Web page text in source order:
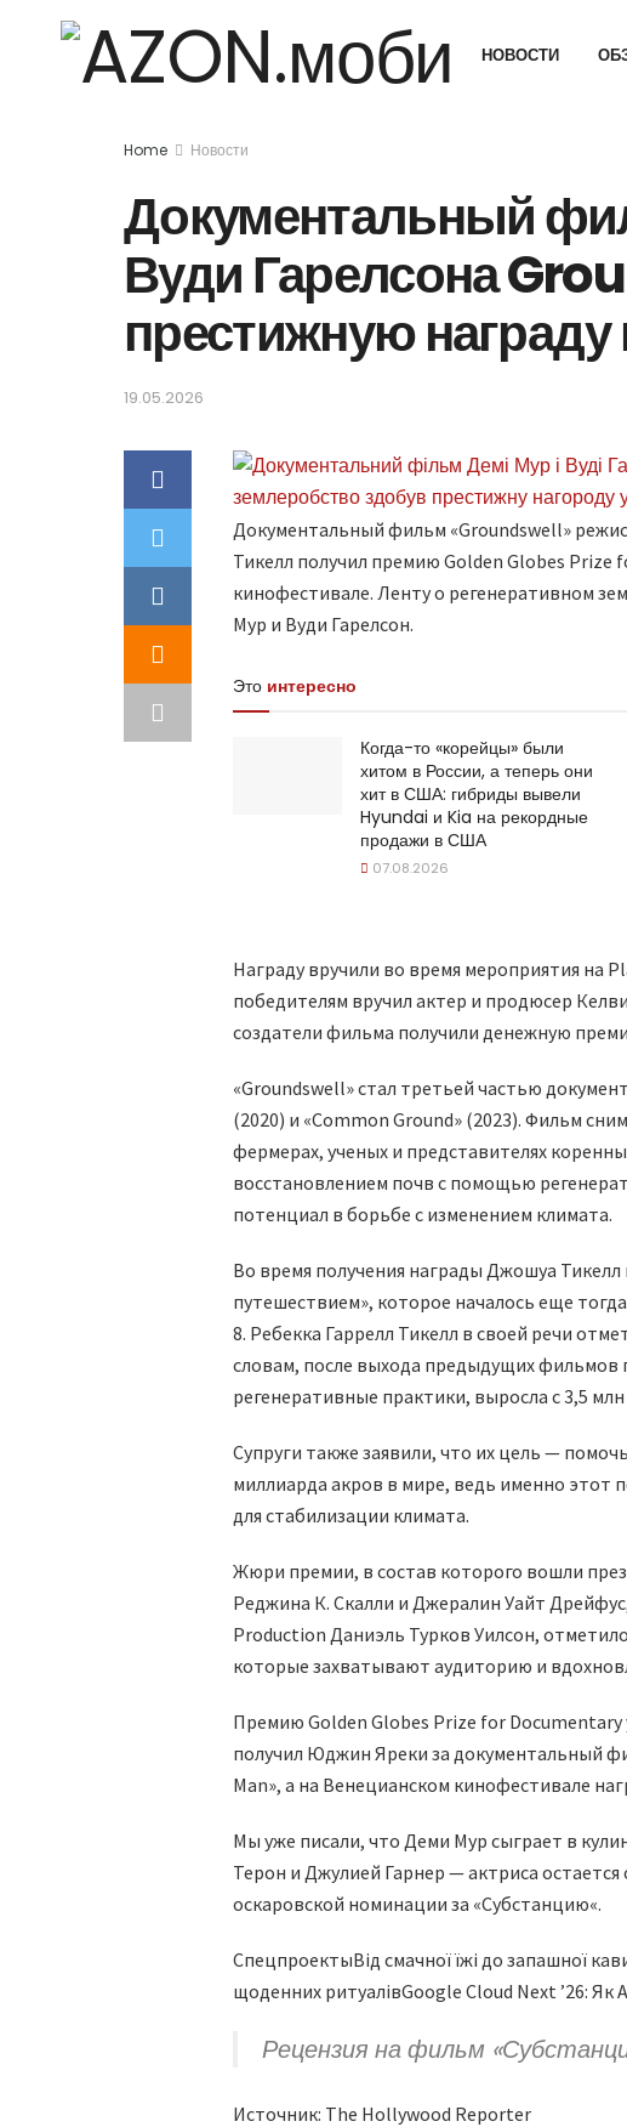
НОВОСТИ
Home Новости
Документальный
Вуди Гарелсона
престижную награду
19.05.2026
Документальный фильм «Groundswell»
Тикелл получил премию Golden Globes Prize
кинофестивале. Ленту о регенеративном
Мур и Вуди Гарелсон.
Это интересно
Когда-то «корейцы» были
хитом в России, а теперь они
хит в США: гибриды вывели
Hyundai и Kia на рекордные
продажи в США
07.08.2026
Награду вручили во время мероприятия на
победителям вручил актер и продюсер
создатели фильма получили денежную
«Groundswell» стал третьей частью
(2020) и «Common Ground» (2023). Фильм
фермерах, ученых и представителях
восстановлением почв с помощью
потенциал в борьбе с изменением климата.
Во время получения награды Джошуа
путешествием», которое началось еще
8. Ребекка Гаррелл Тикелл в своей речи
словам, после выхода предыдущих
регенеративные практики, выросла с 3,5
Супруги также заявили, что их цель —
миллиарда акров в мире, ведь именно этот
для стабилизации климата.
Жюри премии, в состав которого вошли
Реджина К. Скалли и Джералин Уайт
Production Даниэль Турков Уилсон,
которые захватывают аудиторию и
Премию Golden Globes Prize for Documentary
получил Юджин Яреки за документальный
Man», а на Венецианском кинофестивале
Мы уже писали, что Деми Мур сыграет в
Терон и Джулией Гарнер — актриса
оскаровской номинации за «Субстанцию«.
СпецпроектыВід смачної їжі до запашної
щоденних ритуалівGoogle Cloud Next ’26: Як
Рецензия на фильм
Источник: The Hollywood Reporter